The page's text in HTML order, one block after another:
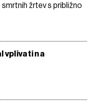
žrtev s približno
vplivati na